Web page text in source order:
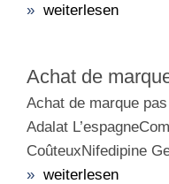
» weiterlesen
Achat de
Achat de marque
Adalat
CoûteuxNifedipine
» weiterlesen